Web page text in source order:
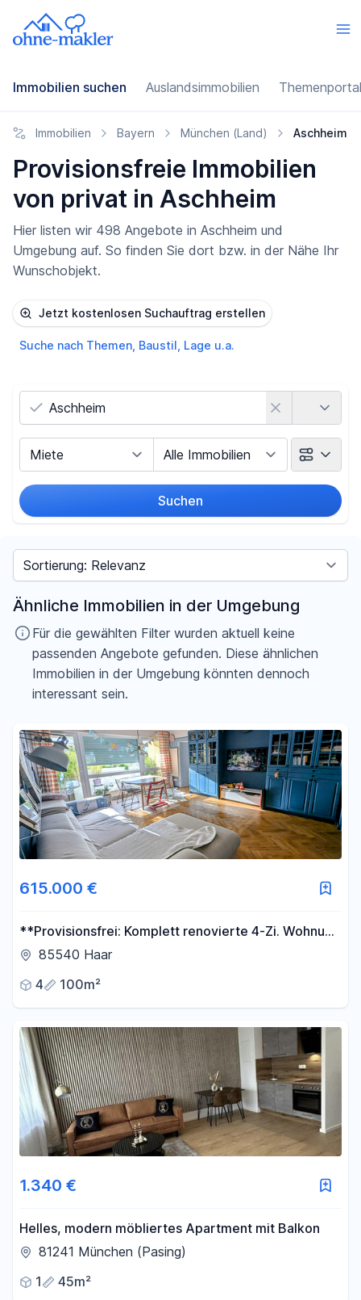
Immobilien suchen Auslandsimmobilien
Immobilien Bayern München (Land) Aschheim
Provisionsfreie Immobilien
von privat in Aschheim
Hier listen wir 498 Angebote in Aschheim und
Umgebung auf. So finden Sie dort bzw. in der Nähe Ihr
Wunschobjekt.
Jetzt kostenlosen Suchauftrag erstellen
Suche nach Themen, Baustil, Lage u.a.
Suchen
Preis
Fläche
- m²
Filter für Fläche zurücksetzen
Sortieren nach
Ähnliche Immobilien in der Umgebung
Für die gewählten Filter wurden aktuell keine
passenden Angebote gefunden. Diese ähnlichen
Immobilien in der Umgebung könnten dennoch
interessant sein.
615.000 €
**Provisionsfrei: Komplett renovierte 4-Zi. Wohnung
mit Balkon bei München (Haar)**
85540 Haar
4
100m²
1.340 €
Helles, modern möbliertes Apartment mit Balkon
81241 München (Pasing)
1
45m²